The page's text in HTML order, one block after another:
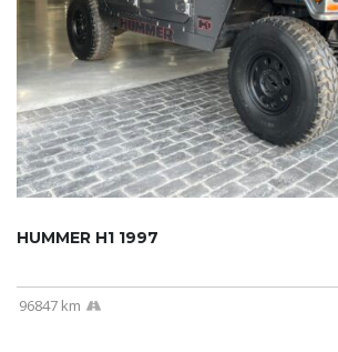
HUMMER H1 1997
96847 km